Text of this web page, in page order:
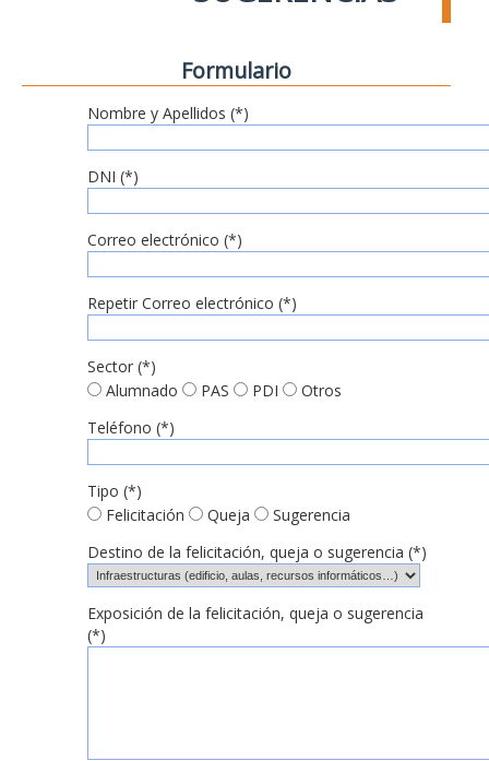
Formulario
Nombre y Apellidos (*)
DNI (*)
Correo electrónico (*)
Repetir Correo electrónico (*)
Sector (*)
Alumnado
PAS PDI
Otros
Teléfono (*)
Tipo (*)
Felicitación
Queja
Sugerencia
Destino de la felicitación, queja o sugerencia (*)
Exposición de la felicitación, queja o sugerencia
(*)